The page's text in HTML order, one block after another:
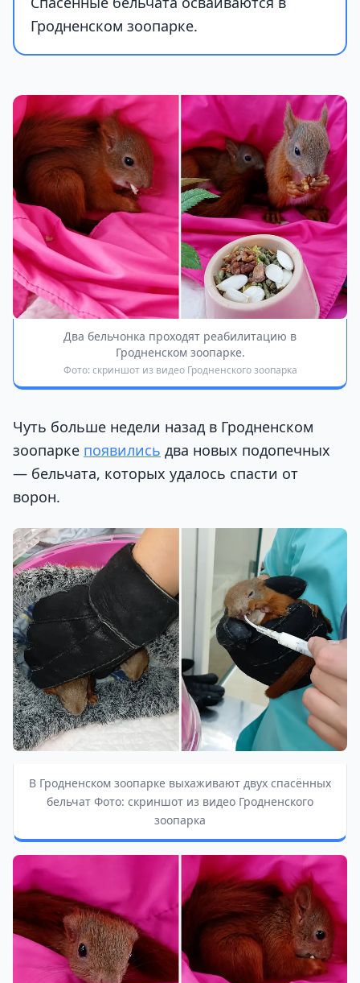
Гродненском зоопарке.
Два бельчонка проходят реабилитацию в
Гродненском зоопарке.
Фото: скриншот из видео Гродненского зоопарка
Чуть больше недели назад в Гродненском
зоопарке появились два новых подопечных
— бельчата, которых удалось спасти от
ворон.
В Гродненском зоопарке выхаживают двух спасённых
бельчат Фото: скриншот из видео Гродненского
зоопарка